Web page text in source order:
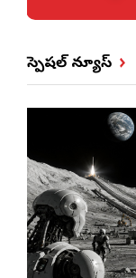
స్పెషల్ న్యూస్